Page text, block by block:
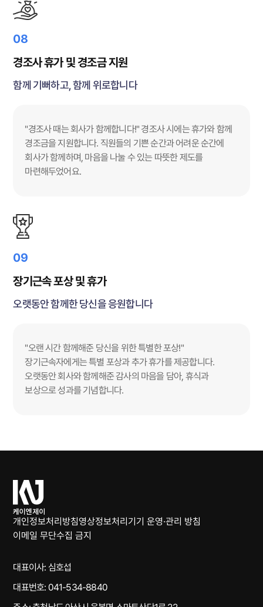
08
경조사 휴가 및 경조금 지원
함께 기뻐하고, 함께 위로합니다
"경조사 때는 회사가 함께합니다!" 경조사 시에는 휴가와 함께
경조금을 지원합니다. 직원들의 기쁜 순간과 어려운 순간에
회사가 함께하며, 마음을 나눌 수 있는 따뜻한 제도를
마련해두었어요.
09
장기근속 포상 및 휴가
오랫동안 함께한 당신을 응원합니다
"오랜 시간 함께해준 당신을 위한 특별한 포상!"
장기근속자에게는 특별 포상과 추가 휴가를 제공합니다.
오랫동안 회사와 함께해준 감사의 마음을 담아, 휴식과
보상으로 성과를 기념합니다.
케
이
엔
제
이
개인정보처리방침영상정보처리기기 운영·관리 방침
이메일 무단수집 금지
대표이사: 심호섭
대표번호: 041-534-8840